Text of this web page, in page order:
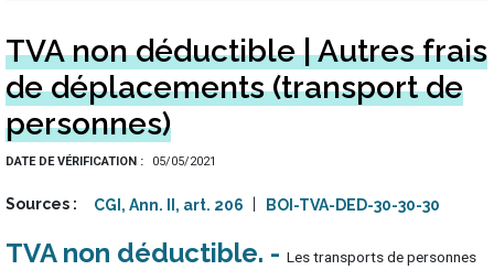
TVA non déductible | Autres frais
de déplacements (transport de
personnes)
DATE DE VÉRIFICATION 05/05/2021
Sources CGI, Ann. II, art. 206 BOI-TVA-DED-30-30-30
TVA non déductible
Les transports de personnes